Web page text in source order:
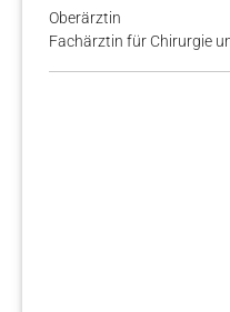
Oberärztin
Fachärztin für Chirurgie